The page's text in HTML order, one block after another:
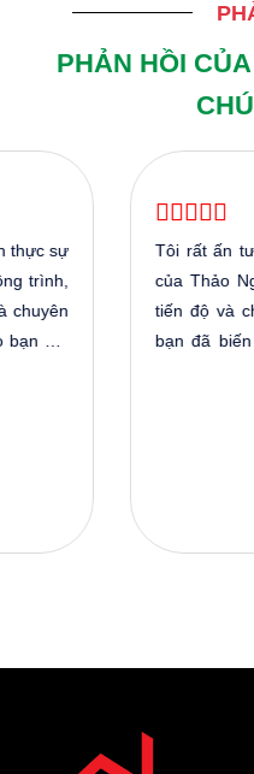
PHẢN HỒI
Tôi rất ấn tượng với sự
của Thảo Nguyên Xanh.
tiến độ và chất lượng
bạn đã biến ước mơ về
LÊ MAI